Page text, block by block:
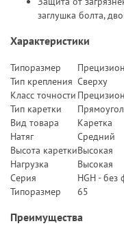
заглушка болта,
Характеристики
Типоразмер
Тип крепления Сверху
Класс точности
Тип каретки
Вид товара
Каретка
Натяг
Средний
Высота кареткиВысокая
Нагрузка
Высокая
Серия
HGH - без
Типоразмер
65
Преимущества